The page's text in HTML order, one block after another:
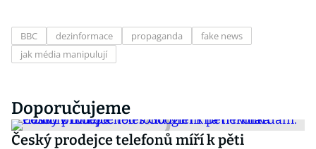
BBC dezinformace propaganda
fake news
jak média manipulují
Doporučujeme
Český prodejce telefonů míří k pěti